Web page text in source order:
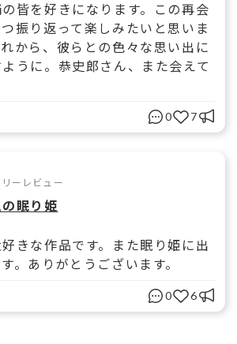
皆を好きになります。この再会
振り返って楽しみたいと思いま
から、彼らとの色々な思い出に
うに。恭史郎さん、また会えて
0 7
ーレビュー
眠り姫
きな作品です。また眠り姫に出
。ありがとうございます。
0 6